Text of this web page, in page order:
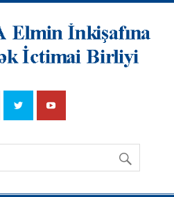
İnkişafına
Dətsək İctimai
Birliyi